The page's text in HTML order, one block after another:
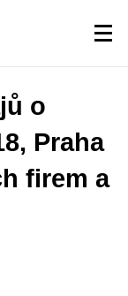
o
Praha
firem a